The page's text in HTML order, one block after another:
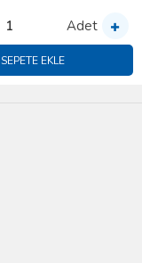
Adet
SEPETE EKLE